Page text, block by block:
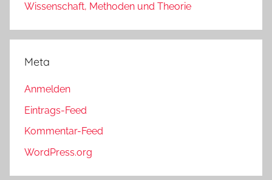
Wissenschaft, Methoden und Theorie
Meta
Anmelden
Eintrags-Feed
Kommentar-Feed
WordPress.org